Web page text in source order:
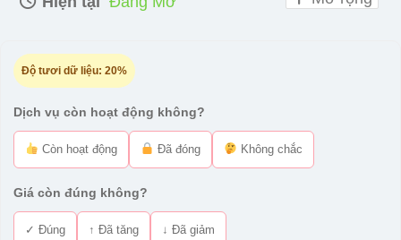
Độ tươi dữ liệu: 20%
Dịch vụ còn hoạt động không?
Còn hoạt động Đã đóng Không chắc
Giá còn đúng không?
✓ Đúng ↑ Đã tăng ↓ Đã giảm